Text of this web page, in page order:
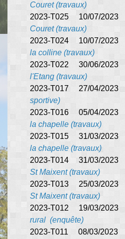
Couret (travaux)
2023-T025 10/07/2023
Couret (travaux)
2023-T024 10/07/2023
la colline (travaux)
2023-T022 30/06/2023
l'Etang (travaux)
2023-T017 27/04/2023
sportive)
2023-T016 05/04/2023
la chapelle (travaux)
2023-T015 31/03/2023
la chapelle (travaux)
2023-T014 31/03/2023
St Maixent (travaux)
2023-T013 25/03/2023
St Maixent (travaux)
2023-T012 19/03/2023
rural (enquête)
2023-T011 08/03/2023